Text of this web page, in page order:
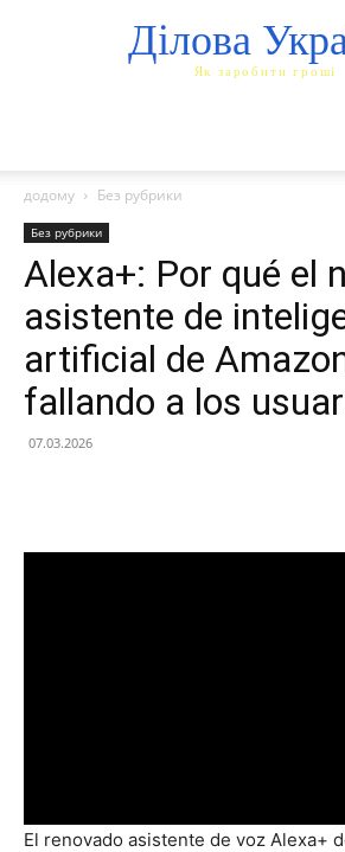
Ділова
Як заробити гроші
додому Без рубрики
Без рубрики
Alexa+: Por qué el
asistente de
artificial de
fallando a los
07.03.2026
El renovado asistente de voz Alexa+